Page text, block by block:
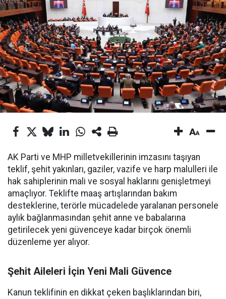
AK Parti ve MHP milletvekillerinin imzasını taşıyan
teklif, şehit yakınları, gaziler, vazife ve harp malulleri ile
hak sahiplerinin mali ve sosyal haklarını genişletmeyi
amaçlıyor. Teklifte maaş artışlarından bakım
desteklerine, terörle mücadelede yaralanan personele
aylık bağlanmasından şehit anne ve babalarına
getirilecek yeni güvenceye kadar birçok önemli
düzenleme yer alıyor.
Şehit Aileleri İçin Yeni Mali Güvence
Kanun teklifinin en dikkat çeken başlıklarından biri,